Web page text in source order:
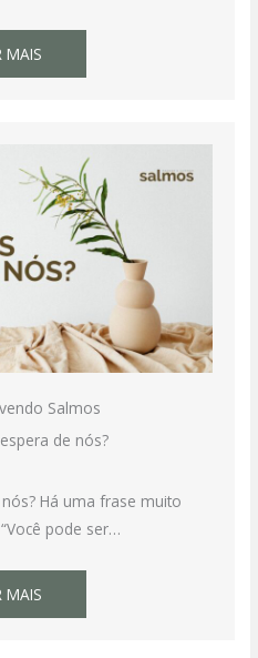
MAIS
Salmos
de nós?
Há uma frase muito
pode ser…
MAIS